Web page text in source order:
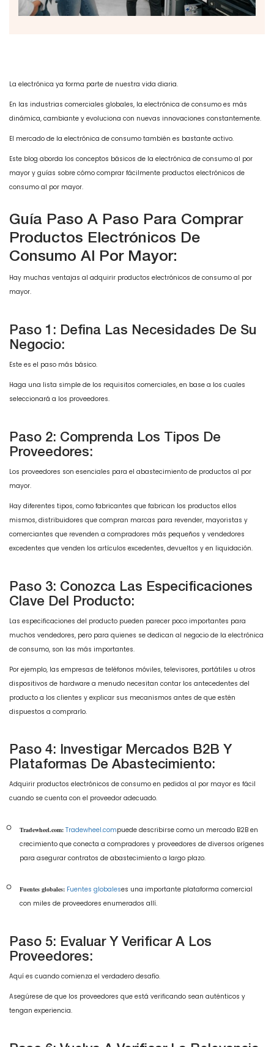
La electrónica ya forma parte de nuestra vida diaria.
En las industrias comerciales globales, la electrónica de consumo es más
dinámica, cambiante y evoluciona con nuevas innovaciones constantemente.
El mercado de la electrónica de consumo también es bastante activo.
Este blog aborda los conceptos básicos de la electrónica de consumo al por
mayor y guías sobre cómo comprar fácilmente productos electrónicos de
consumo al por mayor.
Guía Paso A Paso Para Comprar
Productos Electrónicos De
Consumo Al Por Mayor:
Hay muchas ventajas al adquirir productos electrónicos de consumo al por
mayor.
Paso 1: Defina Las Necesidades De Su
Negocio:
Este es el paso más básico.
Haga una lista simple de los requisitos comerciales, en base a los cuales
seleccionará a los proveedores.
Paso 2: Comprenda Los Tipos De
Proveedores:
Los proveedores son esenciales para el abastecimiento de productos al por
mayor.
Hay diferentes tipos, como fabricantes que fabrican los productos ellos
mismos, distribuidores que compran marcas para revender, mayoristas y
comerciantes que revenden a compradores más pequeños y vendedores
excedentes que venden los artículos excedentes, devueltos y en liquidación.
Paso 3: Conozca Las Especificaciones
Clave Del Producto:
Las especificaciones del producto pueden parecer poco importantes para
muchos vendedores, pero para quienes se dedican al negocio de la electrónica
de consumo, son las más importantes.
Por ejemplo, las empresas de teléfonos móviles, televisores, portátiles u otros
dispositivos de hardware a menudo necesitan contar los antecedentes del
producto a los clientes y explicar sus mecanismos antes de que estén
dispuestos a comprarlo.
Paso 4: Investigar Mercados B2B Y
Plataformas De Abastecimiento:
Adquirir productos electrónicos de consumo en pedidos al por mayor es fácil
cuando se cuenta con el proveedor adecuado.
Tradewheel.com: Tradewheel.compuede describirse como un mercado B2B en
crecimiento que conecta a compradores y proveedores de diversos orígenes
para asegurar contratos de abastecimiento a largo plazo.
Fuentes globales: Fuentes globaleses una importante plataforma comercial
con miles de proveedores enumerados allí.
Paso 5: Evaluar Y Verificar A Los
Proveedores:
Aquí es cuando comienza el verdadero desafío.
Asegúrese de que los proveedores que está verificando sean auténticos y
tengan experiencia.